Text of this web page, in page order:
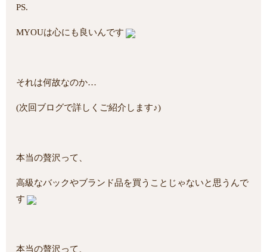
PS.
MYOUは心にも良いんです
それは何故なのか…
(次回ブログで詳しくご紹介します♪)
本当の贅沢って、
高級なバックやブランド品を買うことじゃないと思うんで
す
本当の贅沢って、